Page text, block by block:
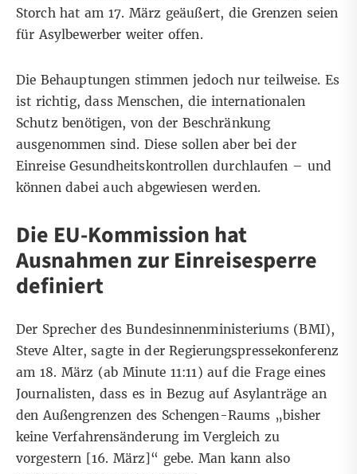
Storch hat am 17. März geäußert, die Grenzen seien
für Asylbewerber weiter offen.
Die Behauptungen stimmen jedoch nur teilweise. Es
ist richtig, dass Menschen, die internationalen
Schutz benötigen, von der Beschränkung
ausgenommen sind. Diese sollen aber bei der
Einreise Gesundheitskontrollen durchlaufen – und
können dabei auch abgewiesen werden.
Die EU-Kommission hat
Ausnahmen zur Einreisesperre
definiert
Der Sprecher des Bundesinnenministeriums (BMI),
Steve Alter, sagte in der Regierungspressekonferenz
am 18. März (ab Minute 11:11 ) auf die Frage eines
Journalisten, dass es in Bezug auf Asylanträge an
den Außengrenzen des Schengen-Raums „bisher
keine Verfahrensänderung im Vergleich zu
vorgestern [16. März]“ gebe. Man kann also